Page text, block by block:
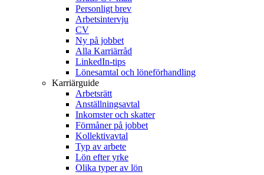
Personligt brev
Arbetsintervju
CV
Ny på jobbet
Alla Karriärråd
LinkedIn-tips
Lönesamtal och löneförhandling
Karriärguide
Arbetsrätt
Anställningsavtal
Inkomster och skatter
Förmåner på jobbet
Kollektivavtal
Typ av arbete
Lön efter yrke
Olika typer av lön